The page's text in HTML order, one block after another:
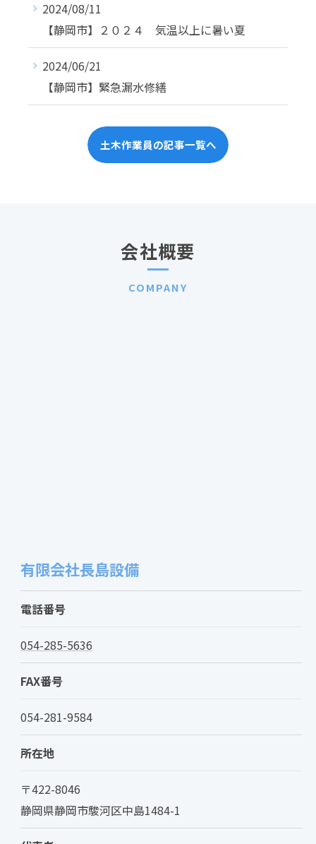
2024/08/11
【静岡市】２０２４ 気温以上に暑い夏
2024/06/21
【静岡市】緊急漏水修繕
土木作業員の記事一覧へ
会社概要
COMPANY
有限会社長島設備
電話番号
054-285-5636
FAX番号
054-281-9584
所在地
〒422-8046
静岡県静岡市駿河区中島1484-1